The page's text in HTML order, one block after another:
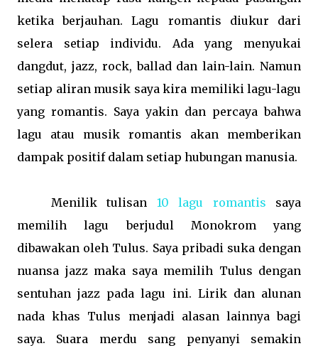
ketika berjauhan. Lagu romantis diukur dari
selera setiap individu. Ada yang menyukai
dangdut, jazz, rock, ballad dan lain-lain. Namun
setiap aliran musik saya kira memiliki lagu-lagu
yang romantis. Saya yakin dan percaya bahwa
lagu atau musik romantis akan memberikan
dampak positif dalam setiap hubungan manusia.
Menilik tulisan 10 lagu romantis saya
memilih lagu berjudul Monokrom yang
dibawakan oleh Tulus. Saya pribadi suka dengan
nuansa jazz maka saya memilih Tulus dengan
sentuhan jazz pada lagu ini. Lirik dan alunan
nada khas Tulus menjadi alasan lainnya bagi
saya. Suara merdu sang penyanyi semakin